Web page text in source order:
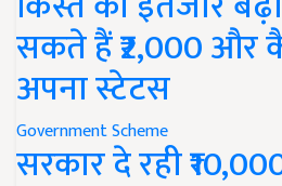
सकते हैं ₹2,000
अपना स्टेटस
Government Scheme
सरकार दे रही